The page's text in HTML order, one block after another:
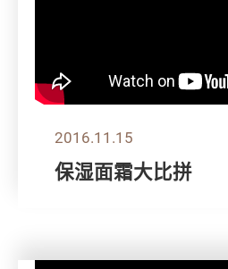
2016.11.15
保湿面霜大比拼